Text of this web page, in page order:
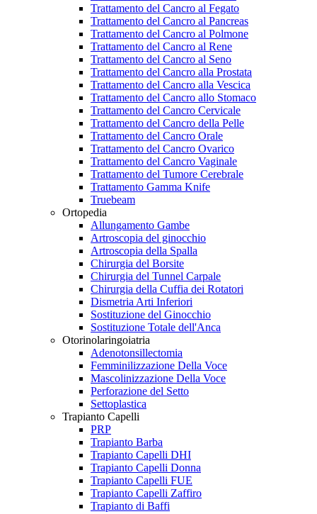
Trattamento del Cancro al Fegato
Trattamento del Cancro al Pancreas
Trattamento del Cancro al Polmone
Trattamento del Cancro al Rene
Trattamento del Cancro al Seno
Trattamento del Cancro alla Prostata
Trattamento del Cancro alla Vescica
Trattamento del Cancro allo Stomaco
Trattamento del Cancro Cervicale
Trattamento del Cancro della Pelle
Trattamento del Cancro Orale
Trattamento del Cancro Ovarico
Trattamento del Cancro Vaginale
Trattamento del Tumore Cerebrale
Trattamento Gamma Knife
Truebeam
Ortopedia
Allungamento Gambe
Artroscopia del ginocchio
Artroscopia della Spalla
Chirurgia del Borsite
Chirurgia del Tunnel Carpale
Chirurgia della Cuffia dei Rotatori
Dismetria Arti Inferiori
Sostituzione del Ginocchio
Sostituzione Totale dell'Anca
Otorinolaringoiatria
Adenotonsillectomia
Femminilizzazione Della Voce
Mascolinizzazione Della Voce
Perforazione del Setto
Settoplastica
Trapianto Capelli
PRP
Trapianto Barba
Trapianto Capelli DHI
Trapianto Capelli Donna
Trapianto Capelli FUE
Trapianto Capelli Zaffiro
Trapianto di Baffi